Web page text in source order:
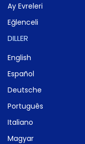
Ay Evreleri
Eğlenceli
DILLER
English
Español
Deutsche
Português
Italiano
Magyar